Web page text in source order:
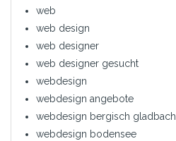
web
web design
web designer
web designer gesucht
webdesign
webdesign angebote
webdesign bergisch gladbach
webdesign bodensee